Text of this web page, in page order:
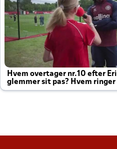
Hvem overtager nr.10 efter
glemmer sit pas? Hvem ringer
altid til efter kampe?